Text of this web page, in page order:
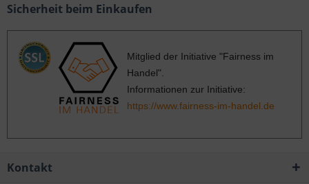
Sicherheit beim Einkaufen
Mitglied der Initiative "Fairness im
Handel".
Informationen zur Initiative:
https://www.fairness-im-handel.de
Kontakt